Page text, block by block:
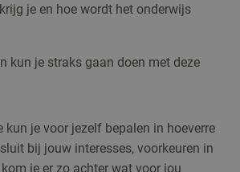
je en hoe wordt het onderwijs
kun je straks gaan doen met deze
kun je voor jezelf bepalen in hoeverre
bij jouw interesses, voorkeuren in
je er zo achter wat voor jou